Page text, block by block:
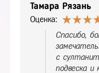
Тамара Рязань
Оценка:
Спасибо,
с
подвеска и